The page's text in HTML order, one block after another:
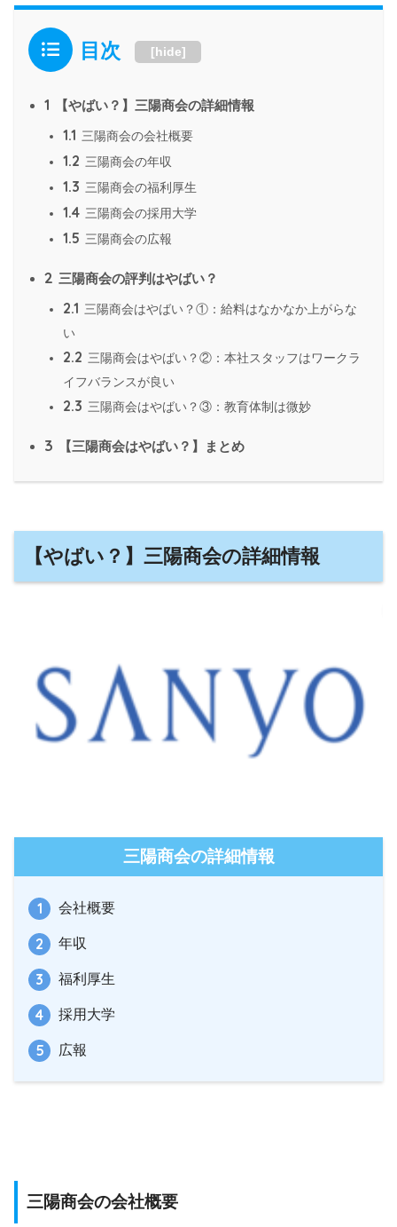
目次 [hide]
1 【やばい？】三陽商会の詳細情報
1.1 三陽商会の会社概要
1.2 三陽商会の年収
1.3 三陽商会の福利厚生
1.4 三陽商会の採用大学
1.5 三陽商会の広報
2 三陽商会の評判はやばい？
2.1 三陽商会はやばい？①：給料はなかなか上がらな
い
2.2 三陽商会はやばい？②：本社スタッフはワークラ
イフバランスが良い
2.3 三陽商会はやばい？③：教育体制は微妙
3 【三陽商会はやばい？】まとめ
【やばい？】三陽商会の詳細情報
三陽商会の詳細情報
会社概要
年収
福利厚生
採用大学
広報
三陽商会の会社概要